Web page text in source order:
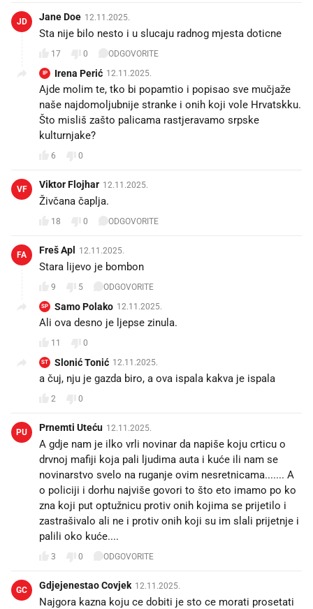
JD Jane Doe 12.11.2025.
Sta nije bilo nesto i u slucaju radnog mjesta doticne
17 0 ODGOVORITE
IP Irena Perić 12.11.2025.
Ajde molim te, tko bi popamtio i popisao sve mučjaže
naše najdomoljubnije stranke i onih koji vole Hrvatskku.
Što misliš zašto palicama rastjeravamo srpske
kulturnjake?
6 0
VF Viktor Flojhar 12.11.2025.
Živčana čaplja.
18 0 ODGOVORITE
FA Freš Apl 12.11.2025.
Stara lijevo je bombon
9 5 ODGOVORITE
SP Samo Polako 12.11.2025.
Ali ova desno je ljepse zinula.
11 0
ST Slonić Tonić 12.11.2025.
a čuj, nju je gazda biro, a ova ispala kakva je ispala
2 0
PU Prnemti Uteću 12.11.2025.
A gdje nam je ilko vrli novinar da napiše koju crticu o
drvnoj mafiji koja pali ljudima auta i kuće ili nam se
novinarstvo svelo na ruganje ovim nesretnicama....... A
o policiji i dorhu najviše govori to što eto imamo po ko
zna koji put optužnicu protiv onih kojima se prijetilo i
zastrašivalo ali ne i protiv onih koji su im slali prijetnje i
palili oko kuće....
3 0 ODGOVORITE
GC Gdjejenestao Covjek 12.11.2025.
Najgora kazna koju ce dobiti je sto ce morati prosetati